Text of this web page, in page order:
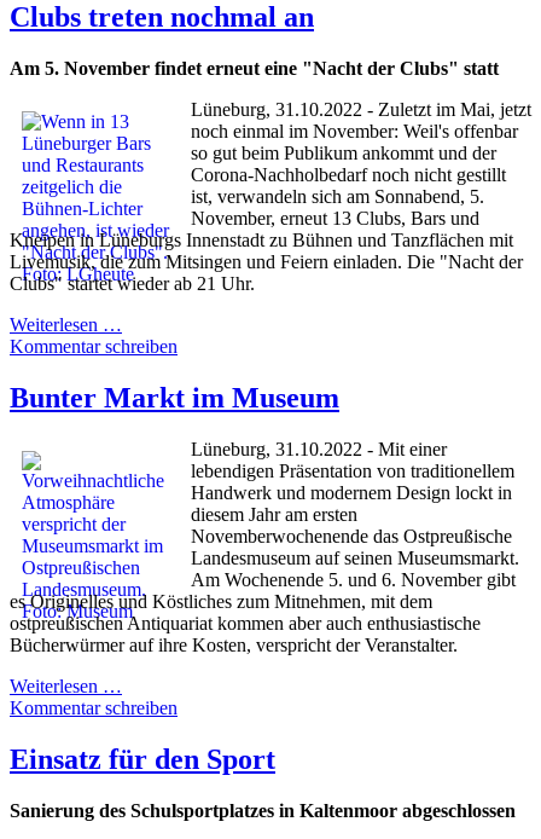
Clubs treten nochmal an
Am 5. November findet erneut eine "Nacht der Clubs" statt
Lüneburg, 31.10.2022 - Zuletzt im Mai, jetzt
noch einmal im November: Weil's offenbar
so gut beim Publikum ankommt und der
Corona-Nachholbedarf noch nicht gestillt
ist, verwandeln sich am Sonnabend, 5.
November, erneut 13 Clubs, Bars und
Kneipen in Lüneburgs Innenstadt zu Bühnen und Tanzflächen mit
Livemusik, die zum Mitsingen und Feiern einladen. Die "Nacht der
Clubs" startet wieder ab 21 Uhr.
Weiterlesen …
Kommentar schreiben
Bunter Markt im Museum
Lüneburg, 31.10.2022 - Mit einer
lebendigen Präsentation von traditionellem
Handwerk und modernem Design lockt in
diesem Jahr am ersten
Novemberwochenende das Ostpreußische
Landesmuseum auf seinen Museumsmarkt.
Am Wochenende 5. und 6. November gibt
es Originelles und Köstliches zum Mitnehmen, mit dem
ostpreußischen Antiquariat kommen aber auch enthusiastische
Bücherwürmer auf ihre Kosten, verspricht der Veranstalter.
Weiterlesen …
Kommentar schreiben
Einsatz für den Sport
Sanierung des Schulsportplatzes in Kaltenmoor abgeschlossen